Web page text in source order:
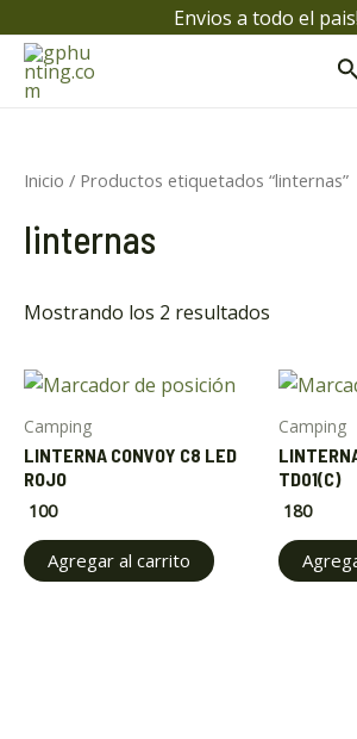
contenido
Envios a todo el pais!
Inicio / Productos etiquetados “linternas”
linternas
Mostrando los 2 resultados
Camping
LINTERNA CONVOY C8 LED
ROJO
100
Agregar al carrito
Camping
TD01(C)
180